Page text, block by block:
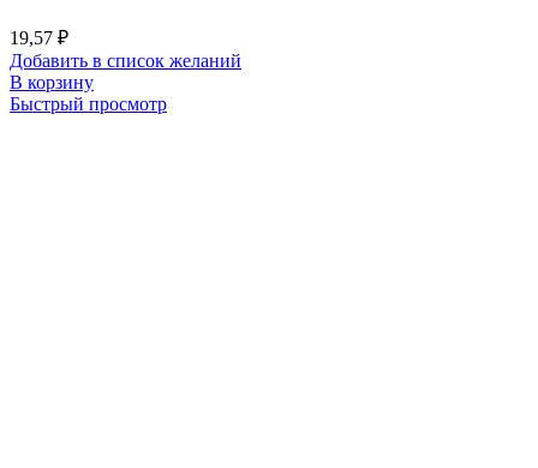
19,57 ₽
Добавить в список желаний
В корзину
Быстрый просмотр